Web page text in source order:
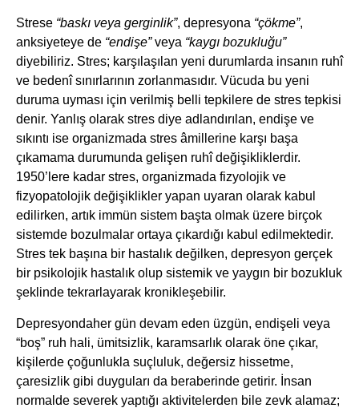
Strese “baskı veya gerginlik”, depresyona “çökme”,
anksiyeteye de “endişe”veya “kaygı bozukluğu”
diyebiliriz. Stres; karşılaşılan yeni durumlarda insanın ruhî
ve bedenî sınırlarının zorlanmasıdır. Vücuda bu yeni
duruma uyması için verilmiş belli tepkilere de stres tepkisi
denir. Yanlış olarak stres diye adlandırılan, endişe ve
sıkıntı ise organizmada stres âmillerine karşı başa
çıkamama durumunda gelişen ruhî değişikliklerdir.
1950’lere kadar stres, organizmada fizyolojik ve
fizyopatolojik değişiklikler yapan uyaran olarak kabul
edilirken, artık immün sistem başta olmak üzere birçok
sistemde bozulmalar ortaya çıkardığı kabul edilmektedir.
Stres tek başına bir hastalık değilken, depresyon gerçek
bir psikolojik hastalık olup sistemik ve yaygın bir bozukluk
şeklinde tekrarlayarak kronikleşebilir.
Depresyondaher gün devam eden üzgün, endişeli veya
“boş” ruh hali, ümitsizlik, karamsarlık olarak öne çıkar,
kişilerde çoğunlukla suçluluk, değersiz hissetme,
çaresizlik gibi duyguları da beraberinde getirir. İnsan
normalde severek yaptığı aktivitelerden bile zevk alamaz;